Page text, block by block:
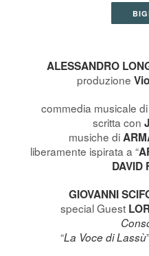
ALESSANDRO
produzione
commedia musicale di
scritta con
musiche di
liberamente ispirata a “
DAVID
GIOVANNI
special Guest
“La Voce di Lassù